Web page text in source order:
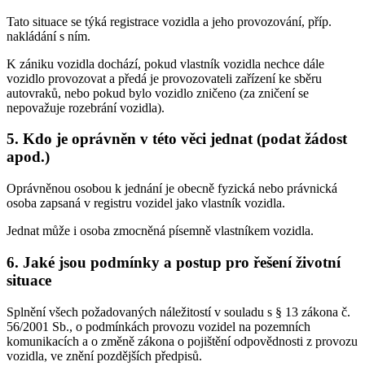
Tato situace se týká registrace vozidla a jeho provozování, příp.
nakládání s ním.
K zániku vozidla dochází, pokud vlastník vozidla nechce dále
vozidlo provozovat a předá je provozovateli zařízení ke sběru
autovraků, nebo pokud bylo vozidlo zničeno (za zničení se
nepovažuje rozebrání vozidla).
5. Kdo je oprávněn v této věci jednat (podat žádost
apod.)
Oprávněnou osobou k jednání je obecně fyzická nebo právnická
osoba zapsaná v registru vozidel jako vlastník vozidla.
Jednat může i osoba zmocněná písemně vlastníkem vozidla.
6. Jaké jsou podmínky a postup pro řešení životní
situace
Splnění všech požadovaných náležitostí v souladu s § 13 zákona č.
56/2001 Sb., o podmínkách provozu vozidel na pozemních
komunikacích a o změně zákona o pojištění odpovědnosti z provozu
vozidla, ve znění pozdějších předpisů.